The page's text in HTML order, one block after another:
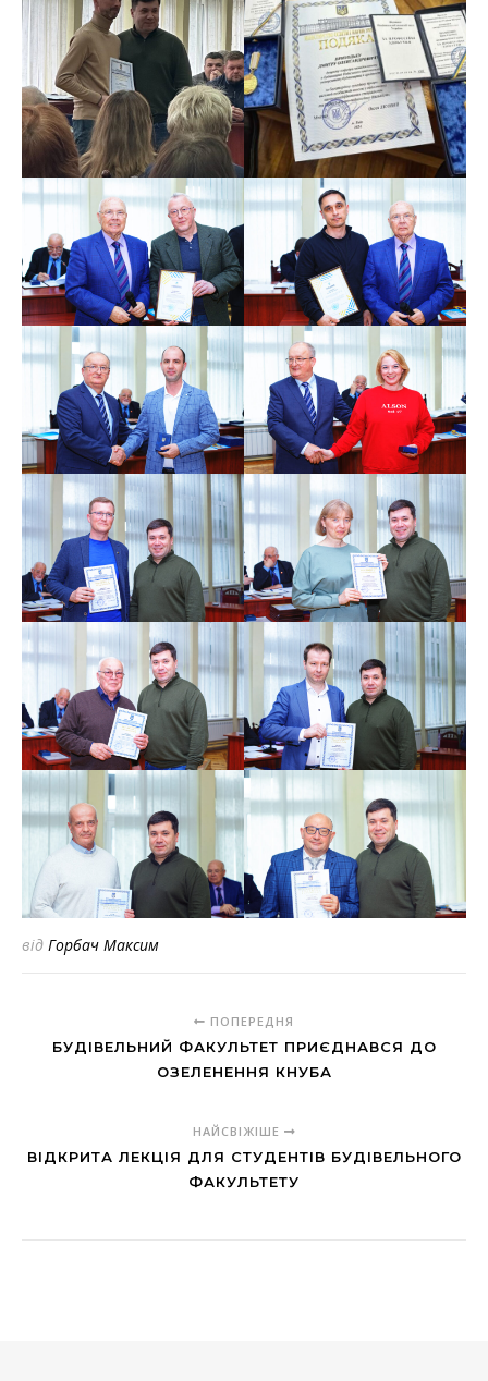
від Горбач Максим
ПОПЕРЕДНЯ
БУДІВЕЛЬНИЙ ФАКУЛЬТЕТ ПРИЄДНАВСЯ ДО
ОЗЕЛЕНЕННЯ КНУБА
НАЙСВІЖІШЕ
ВІДКРИТА ЛЕКЦІЯ ДЛЯ СТУДЕНТІВ БУДІВЕЛЬНОГО
ФАКУЛЬТЕТУ